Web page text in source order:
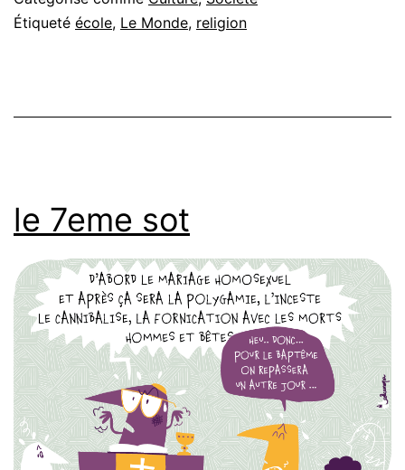
Étiqueté école, Le Monde, religion
le 7eme sot